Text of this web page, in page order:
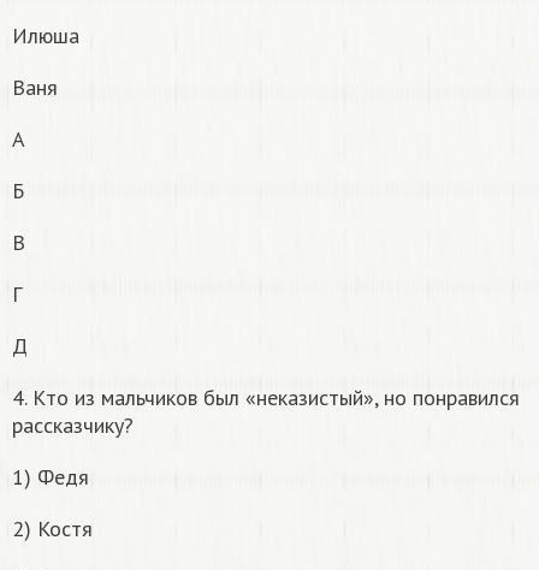
Илюша
Ваня
А
Б
В
Г
Д
4. Кто из мальчиков был «неказистый», но понравился
рассказчику?
1) Федя
2) Костя